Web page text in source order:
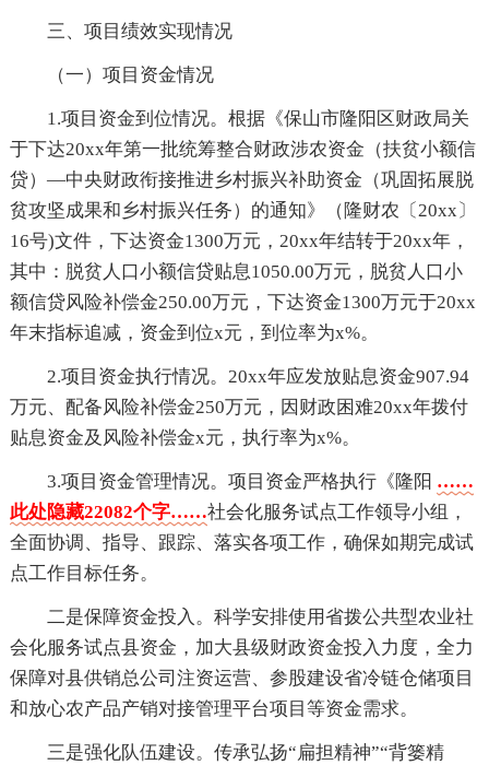
三、项目绩效实现情况
（一）项目资金情况
1.项目资金到位情况。根据《保山市隆阳区财政局关
于下达20xx年第一批统筹整合财政涉农资金（扶贫小额信
贷）—中央财政衔接推进乡村振兴补助资金（巩固拓展脱
贫攻坚成果和乡村振兴任务）的通知》（隆财农〔20xx〕
16号)文件，下达资金1300万元，20xx年结转于20xx年，
其中：脱贫人口小额信贷贴息1050.00万元，脱贫人口小
额信贷风险补偿金250.00万元，下达资金1300万元于20xx
年末指标追减，资金到位x元，到位率为x%。
2.项目资金执行情况。20xx年应发放贴息资金907.94
万元、配备风险补偿金250万元，因财政困难20xx年拨付
贴息资金及风险补偿金x元，执行率为x%。
3.项目资金管理情况。项目资金严格执行《隆阳 ……
此处隐藏22082个字……社会化服务试点工作领导小组，
全面协调、指导、跟踪、落实各项工作，确保如期完成试
点工作目标任务。
二是保障资金投入。科学安排使用省拨公共型农业社
会化服务试点县资金，加大县级财政资金投入力度，全力
保障对县供销总公司注资运营、参股建设省冷链仓储项目
和放心农产品产销对接管理平台项目等资金需求。
三是强化队伍建设。传承弘扬“扁担精神”“背篓精